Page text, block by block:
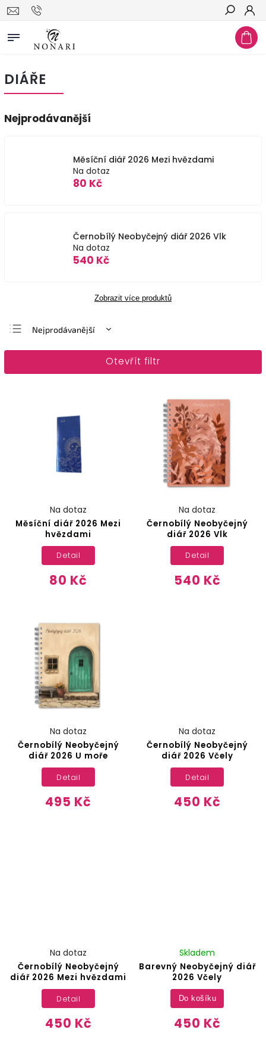
Hledat
DIÁŘE
Nejprodávanější
Měsíční diář 2026 Mezi hvězdami
Na dotaz
80 Kč
Černobílý Neobyčejný diář 2026 Vlk
Na dotaz
540 Kč
Zobrazit více produktů
Nejprodávanější
Nejlevnější
Otevřít filtr
Měsíční diář 2026 Mezi
hvězdami
Na dotaz
80 Kč
Detail
Černobílý Neobyčejný
diář 2026 Vlk
Na dotaz
540 Kč
Detail
Černobílý Neobyčejný
diář 2026 U moře
Na dotaz
495 Kč
Detail
Černobílý Neobyčejný
diář 2026 Včely
Na dotaz
450 Kč
Detail
Černobílý Neobyčejný
diář 2026 Mezi hvězdami
Na dotaz
450 Kč
Detail
Barevný Neobyčejný diář
2026 Včely
Skladem
450 Kč
Do košíku